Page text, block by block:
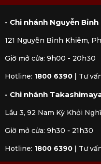
chính hãng được kiểm
chức năng. Mua hàng
hành và dịch vụ hậu
- Chi nhánh Nguyễn Bỉnh
121 Nguyễn Bỉnh Khiêm,
Giờ mở cửa: 9h00 - 20h30
Hotline: 1800 6390 Tư
- Chi nhánh
Lầu 3, 92 Nam Kỳ Khởi
Giờ mở cửa: 9h30 - 21h30
Hotline: 1800 6390 Tư